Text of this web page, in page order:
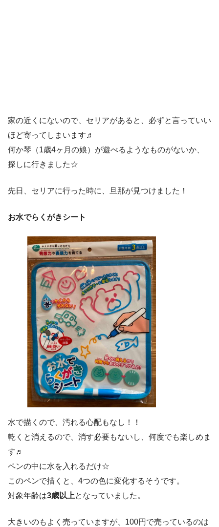
家の近くにないので、セリアがあると、必ずと言っていい
ほど寄ってしまいます♬
何か琴（1歳4ヶ月の娘）が遊べるようなものがないか、
探しに行きました☆
先日、セリアに行った時に、旦那が見つけました！
お水でらくがきシート
水で描くので、汚れる心配もなし！！
乾くと消えるので、消す必要もないし、何度でも楽しめま
す♬
ペンの中に水を入れるだけ☆
このペンで描くと、4つの色に変化するそうです。
対象年齢は3歳以上となっていました。
大きいのもよく売っていますが、100円で売っているのは